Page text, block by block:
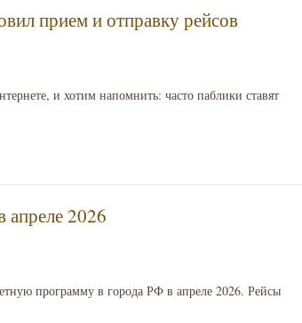
прием и отправку рейсов
и хотим напомнить: часто паблики ставят
апреле 2026
программу в города РФ в апреле 2026. Рейсы